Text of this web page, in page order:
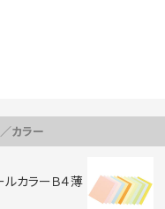
カラー
ルカラーＢ４薄